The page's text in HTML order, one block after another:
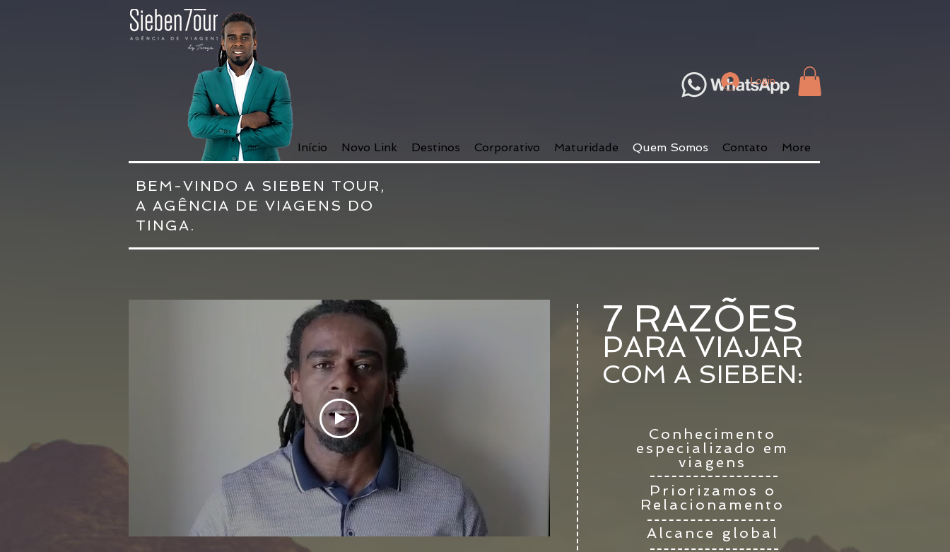
Início Novo Link Destinos Corporativo Maturidade Quem Somos Contato More
Login
BEM-VINDO A SIEBEN TOUR,
A AGÊNCIA DE VIAGENS DO
TINGA.
7 RAZÕES
PARA VIAJAR
COM A SIEBEN:
Conhecimento
especializado em
viagens
Priorizamos o
Relacionamento
Alcance global